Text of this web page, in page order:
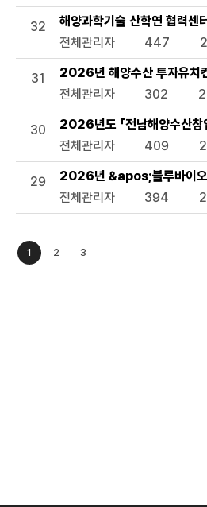
32
해양과학기술 산학연 협력센
전체관리자
447
31
2026년 해양수산 투자유치
전체관리자
302
30
2026년도 「전남해양수산창
전체관리자
409
29
2026년 &apos;블루바이오
전체관리자
394
1 2 3